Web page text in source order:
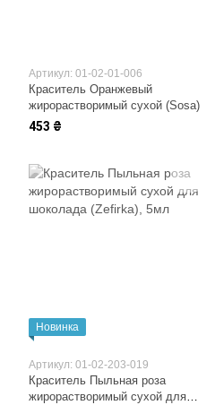
Артикул: 01-02-01-006
Краситель Оранжевый
жирорастворимый сухой (Sosa)
453 ₴
Новинка
Артикул: 01-02-203-019
Краситель Пыльная роза
жирорастворимый сухой для